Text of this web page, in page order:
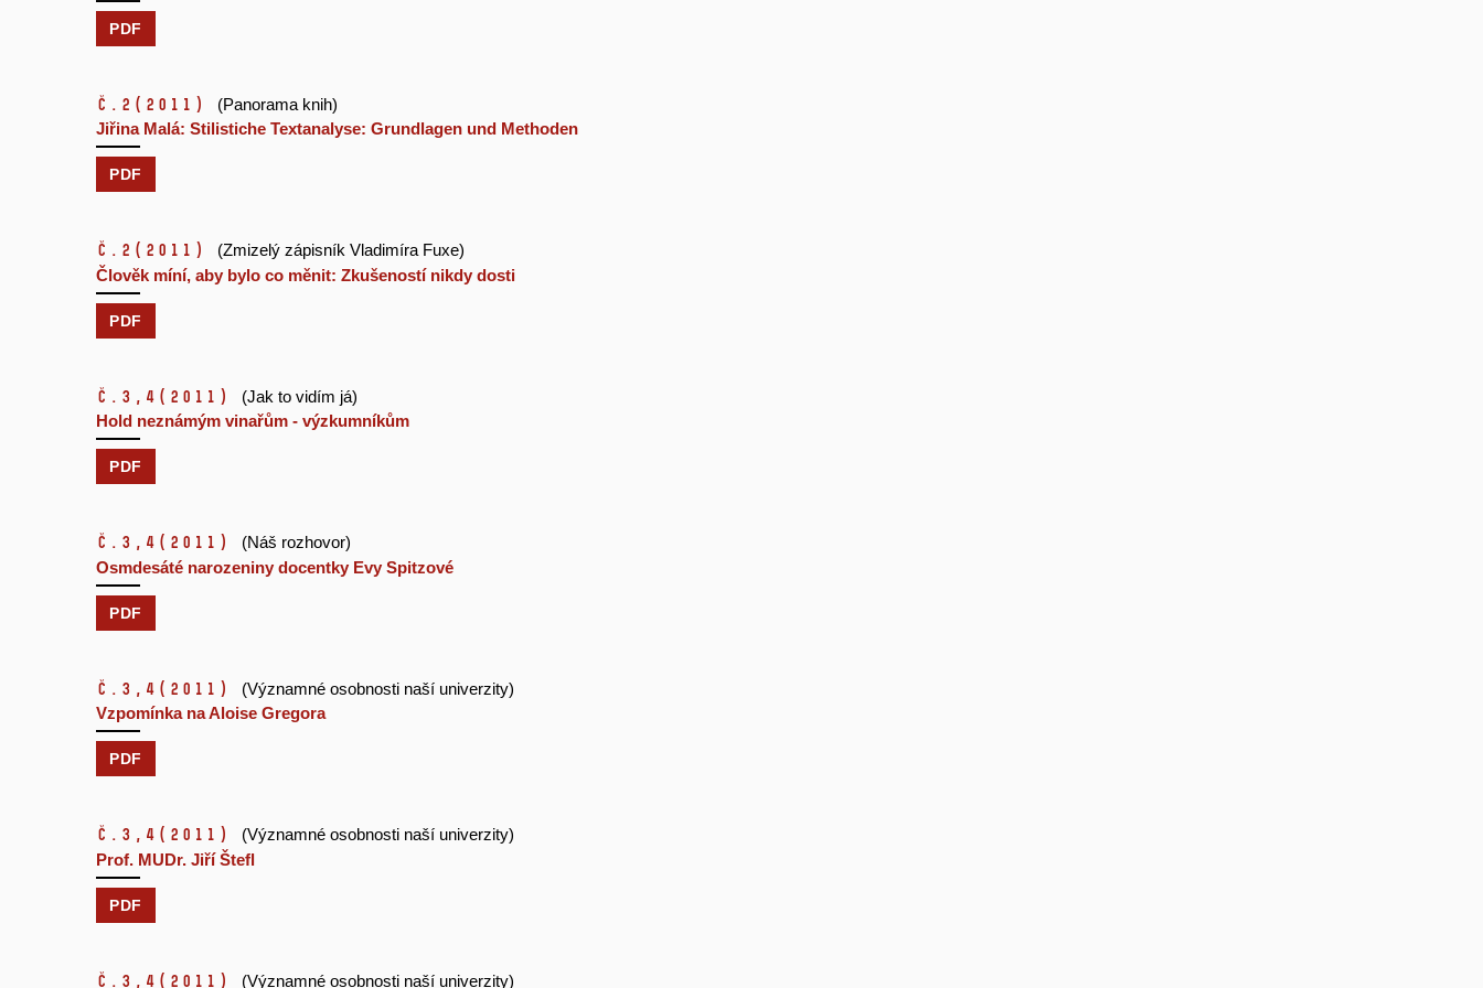
PDF
č.2 (2011)
(Panorama knih)
Jiřina Malá: Stilistiche Textanalyse: Grundlagen und Methoden
PDF
č.2 (2011)
(Zmizelý zápisník Vladimíra Fuxe)
Člověk míní, aby bylo co měnit: Zkušeností nikdy dosti
PDF
č.3,4 (2011)
(Jak to vidím já)
Hold neznámým vinařům - výzkumníkům
PDF
č.3,4 (2011)
(Náš rozhovor)
Osmdesáté narozeniny docentky Evy Spitzové
PDF
č.3,4 (2011)
(Významné osobnosti naší univerzity)
Vzpomínka na Aloise Gregora
PDF
č.3,4 (2011)
(Významné osobnosti naší univerzity)
Prof. MUDr. Jiří Štefl
PDF
č.3,4 (2011) (Významné osobnosti naší univerzity)